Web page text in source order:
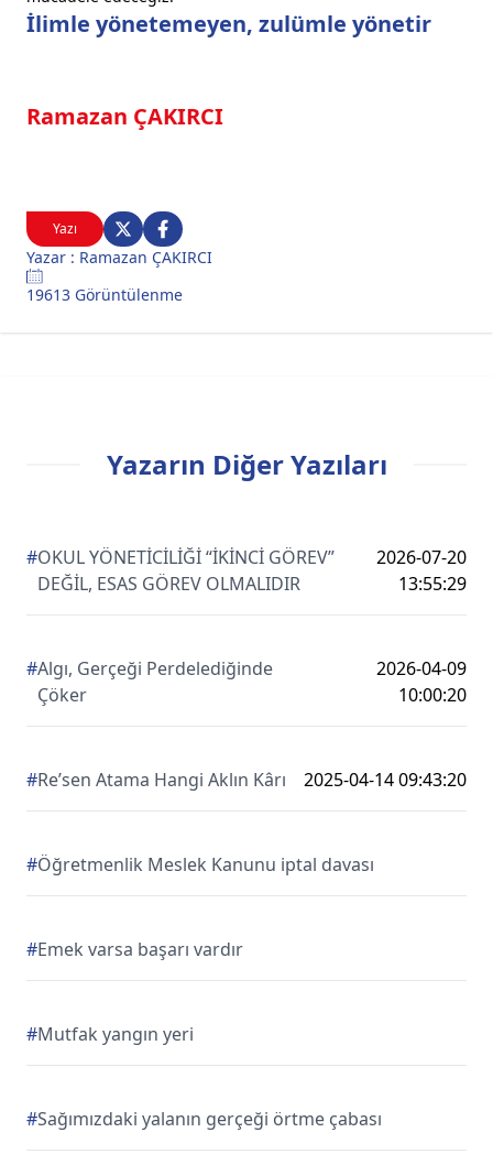
Yazı
Yazar : Ramazan ÇAKIRCI
19613 Görüntülenme
İlimle yönetemeyen, zulümle yönetir
Ramazan ÇAKIRCI
Yazarın Diğer Yazıları
#OKUL YÖNETİCİLİĞİ “İKİNCİ GÖREV”
DEĞİL, ESAS GÖREV OLMALIDIR
2026-07-20
13:55:29
#Algı, Gerçeği Perdelediğinde
Çöker
2026-04-09
10:00:20
#Re’sen Atama Hangi Aklın Kârı 2025-04-14 09:43:20
#Öğretmenlik Meslek Kanunu iptal davası
#Emek varsa başarı vardır
#Mutfak yangın yeri
#Sağımızdaki yalanın gerçeği örtme çabası